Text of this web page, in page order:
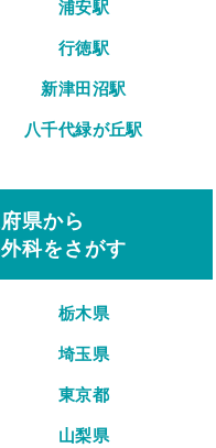
浦安駅
行徳駅
新津田沼駅
八千代緑が丘駅
県から
科をさがす
栃木県
埼玉県
東京都
山梨県